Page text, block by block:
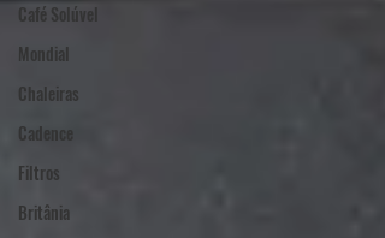
Café Solúvel
Mondial
Chaleiras
Cadence
Filtros
Britânia